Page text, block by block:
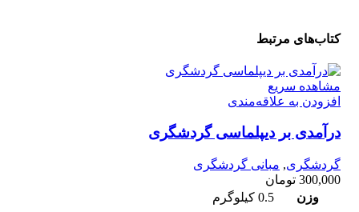
کتاب‌های مرتبط
مشاهده سریع
افزودن به علاقه‌مندی
درآمدی بر دیپلماسی گردشگری
گردشگری, مبانی گردشگری
300,000 تومان
وزن
0.5 کیلوگرم